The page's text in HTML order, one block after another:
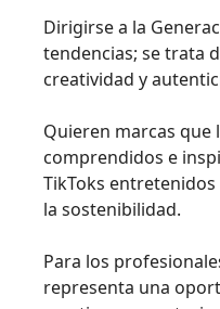
Dirigirse a la
tendencias; se trata
creatividad y
Quieren marcas que
comprendidos e
TikToks
la sostenibilidad.
Para los
representa una